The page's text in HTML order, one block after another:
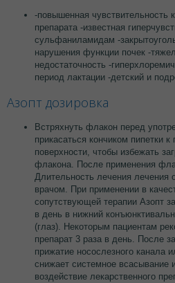
-повышенная чувствительность
препарата -известная
сульфаниламидам -
нарушения функции почек -
недостаточность -
период лактации -детский и
Азопт дозировка
Встряхнуть флакон перед
прикасаться кончиком пипетки
поверхности, чтобы избежать
флакона. После применения
Длительность лечения лечения
врачом. При применении в
сопутствующей терапии Азопт
в день в нижний
(глаз). Некоторым пациентам
препарат 3 раза в день. После
прижатие носослезного канала
снижает системное всасывание
воздействие лекарственного